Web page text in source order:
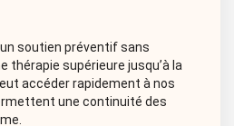
soutien préventif sans
thérapie supérieure jusqu’à la
accéder rapidement à nos
une continuité des